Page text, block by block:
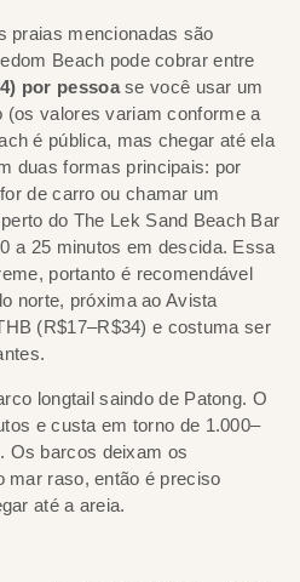
praias mencionadas são
Beach pode cobrar entre
por pessoase você usar um
(os valores variam conforme a
é pública, mas chegar até ela
duas formas principais: por
de carro ou chamar um
do The Lek Sand Beach Bar
a 25 minutos em descida. Essa
portanto é recomendável
norte, próxima ao Avista
(R$17–R$34) e costuma ser
longtail saindo de Patong. O
e custa em torno de 1.000–
Os barcos deixam os
mar raso, então é preciso
até a areia.